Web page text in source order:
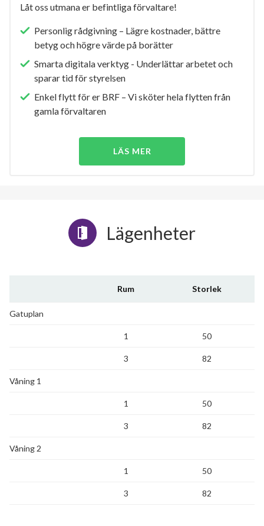
Låt oss utmana er befintliga förvaltare!
Personlig rådgivning – Lägre kostnader, bättre
betyg och högre värde på borätter
Smarta digitala verktyg - Underlättar arbetet och
sparar tid för styrelsen
Enkel flytt för er BRF – Vi sköter hela flytten från
gamla förvaltaren
LÄS MER
Lägenheter
Rum Storlek
Gatuplan
1 50
3 82
Våning 1
1 50
3 82
Våning 2
1 50
3 82